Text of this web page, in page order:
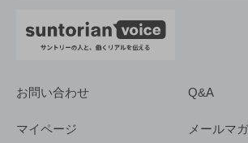
お問い合わせ Q&A
マイページ メールマ